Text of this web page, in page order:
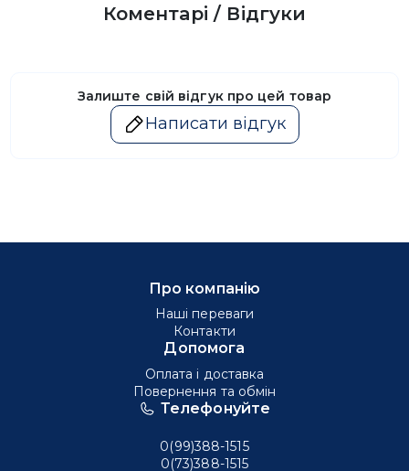
Коментарі / Відгуки
Залиште свій відгук про цей товар
Написати відгук
Телефонуйте
0(99)388-1515
0(73)388-1515
Про компанію
Наші переваги
Контакти
Допомога
Оплата і доставка
Повернення та обмін